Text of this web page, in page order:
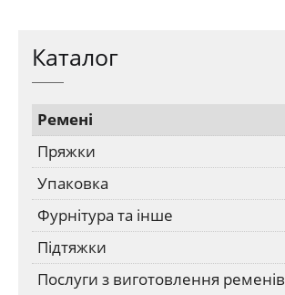
Каталог
Ремені
Пряжки
Упаковка
Фурнітура та інше
Підтяжки
Послуги з виготовлення ременів